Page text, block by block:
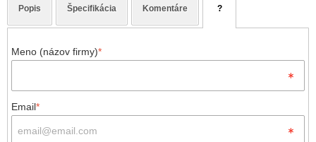
Popis Špecifikácia Komentáre ?
Meno (názov firmy)*
Email*